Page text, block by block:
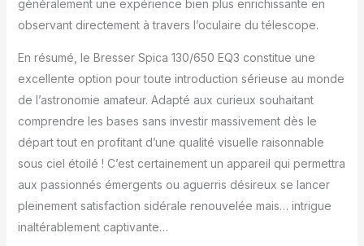
généralement une expérience bien plus enrichissante en
observant directement à travers l’oculaire du télescope.
En résumé, le Bresser Spica 130/650 EQ3 constitue une
excellente option pour toute introduction sérieuse au monde
de l’astronomie amateur. Adapté aux curieux souhaitant
comprendre les bases sans investir massivement dès le
départ tout en profitant d’une qualité visuelle raisonnable
sous ciel étoilé ! C’est certainement un appareil qui permettra
aux passionnés émergents ou aguerris désireux se lancer
pleinement satisfaction sidérale renouvelée mais… intrigue
inaltérablement captivante…